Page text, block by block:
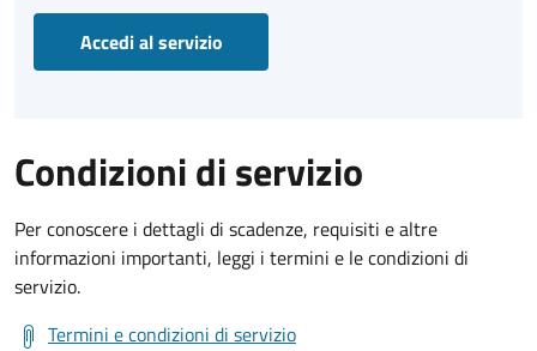
Accedi al servizio
Condizioni di servizio
Per conoscere i dettagli di scadenze, requisiti e altre
informazioni importanti, leggi i termini e le condizioni di
servizio.
Termini e condizioni di servizio